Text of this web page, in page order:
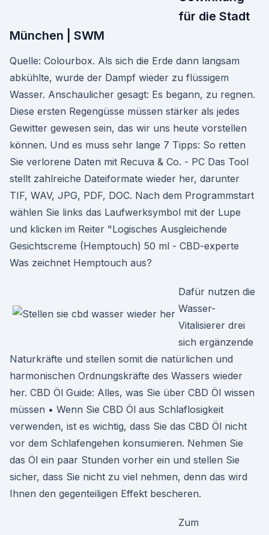
für die Stadt
München | SWM
Quelle: Colourbox. Als sich die Erde dann langsam
abkühlte, wurde der Dampf wieder zu flüssigem
Wasser. Anschaulicher gesagt: Es begann, zu regnen.
Diese ersten Regengüsse müssen stärker als jedes
Gewitter gewesen sein, das wir uns heute vorstellen
können. Und es muss sehr lange 7 Tipps: So retten
Sie verlorene Daten mit Recuva & Co. - PC Das Tool
stellt zahlreiche Dateiformate wieder her, darunter
TIF, WAV, JPG, PDF, DOC. Nach dem Programmstart
wählen Sie links das Laufwerksymbol mit der Lupe
und klicken im Reiter "Logisches Ausgleichende
Gesichtscreme (Hemptouch) 50 ml - CBD-experte
Was zeichnet Hemptouch aus?
Dafür nutzen die
Wasser-
Vitalisierer drei
sich ergänzende
Naturkräfte und stellen somit die natürlichen und
harmonischen Ordnungskräfte des Wassers wieder
her. CBD Öl Guide: Alles, was Sie über CBD Öl wissen
müssen • Wenn Sie CBD Öl aus Schlaflosigkeit
verwenden, ist es wichtig, dass Sie das CBD Öl nicht
vor dem Schlafengehen konsumieren. Nehmen Sie
das Öl ein paar Stunden vorher ein und stellen Sie
sicher, dass Sie nicht zu viel nehmen, denn das wird
Ihnen den gegenteiligen Effekt bescheren.
Zum